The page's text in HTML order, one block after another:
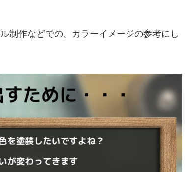
制作などでの、カラーイメージの参考にし